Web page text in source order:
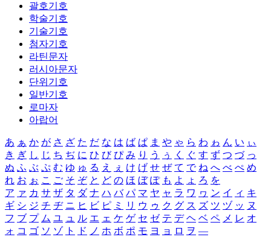
괄호기호
학술기호
기술기호
첨자기호
라틴문자
러시아문자
단위기호
일반기호
로마자
아랍어
あ ぁ か が さ ざ た だ な は ば ぱ ま や ゃ ら わ ゎ ん い ぃ
き ぎ し じ ち ぢ に ひ び ぴ み り う ぅ く ぐ す ず つ づ っ
ぬ ふ ぶ ぷ む ゆ ゅ る え ぇ け げ せ ぜ て で ね へ べ ぺ め
れ お ぉ こ ご そ ぞ と ど の ほ ぼ ぽ も よ ょ ろ を
ア ァ カ サ ザ タ ダ ナ ハ バ パ マ ヤ ャ ラ ワ ヮ ン イ ィ キ
ギ シ ジ チ ヂ ニ ヒ ビ ピ ミ リ ウ ゥ ク グ ス ズ ツ ヅ ッ ヌ
フ ブ プ ム ユ ュ ル エ ェ ケ ゲ セ ゼ テ デ ヘ ベ ペ メ レ オ
ォ コ ゴ ソ ゾ ト ド ノ ホ ボ ポ モ ヨ ョ ロ ヲ ―